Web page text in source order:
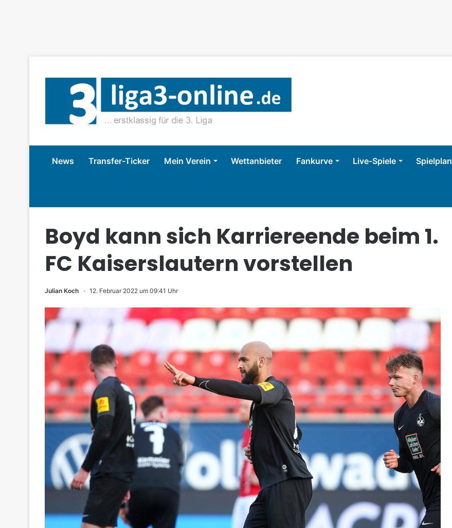
News Transfer-Ticker Mein Verein Wettanbieter Fankurve Live-Spiele Spielplan
Boyd kann sich Karriereende beim 1.
FC Kaiserslautern vorstellen
Julian Koch 12. Februar 2022 um 09:41 Uhr